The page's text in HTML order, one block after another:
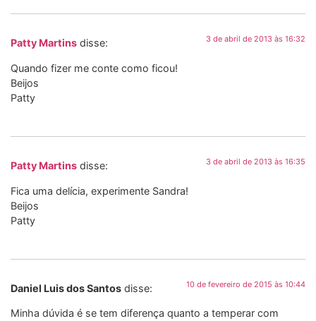
Patty Martins disse: 3 de abril de 2013 às 16:32
Quando fizer me conte como ficou!
Beijos
Patty
Patty Martins disse: 3 de abril de 2013 às 16:35
Fica uma delícia, experimente Sandra!
Beijos
Patty
Daniel Luis dos Santos disse: 10 de fevereiro de 2015 às 10:44
Minha dúvida é se tem diferença quanto a temperar com